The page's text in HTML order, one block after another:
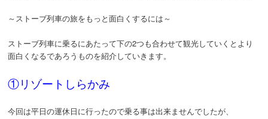
～ストーブ列車の旅をもっと面白くするには～
ストーブ列車に乗るにあたって下の2つも合わせて観光していくとより
面白くなるであろうものを紹介していきます。
①リゾートしらかみ
今回は平日の運休日に行ったので乗る事は出来ませんでしたが、